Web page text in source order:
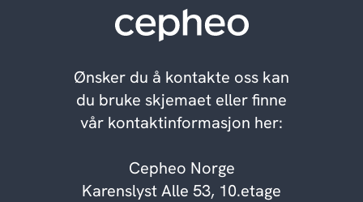
Ønsker du å kontakte oss kan
du bruke skjemaet eller finne
vår kontaktinformasjon her:
Cepheo Norge
Karenslyst Alle 53, 10.etage